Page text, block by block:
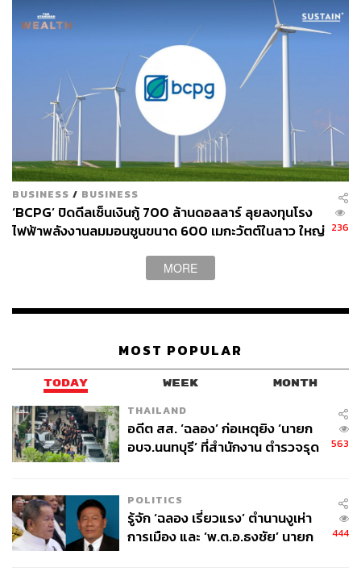
BUSINESS / BUSINESS
‘BCPG’ ปิดดีลเซ็นเงินกู้ 700 ล้านดอลลาร์ ลุยลงทุนโรง
ไฟฟ้าพลังงานลมมอนซูนขนาด 600 เมกะวัตต์ในลาว ใหญ่ 236
MORE
MOST POPULAR
TODAY WEEK MONTH
THAILAND
อดีต สส. ‘ฉลอง’ ก่อเหตุยิง ‘นายก
อบจ.นนทบุรี’ ที่สำนักงาน ตำรวจรุด
563
POLITICS
รู้จัก ‘ฉลอง เรี่ยวแรง’ ตำนานงูเห่า
การเมือง และ ‘พ.ต.อ.ธงชัย’ นายก
444